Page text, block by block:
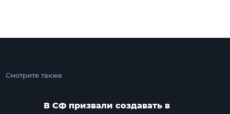
Смотрите также
В СФ призвали создавать в